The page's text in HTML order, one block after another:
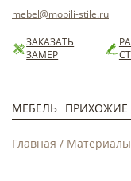
mebel@mobili-stile.ru
ЗАКАЗАТЬ
ЗАМЕР
МЕБЕЛЬ ПРИХОЖИЕ
Главная / Материалы